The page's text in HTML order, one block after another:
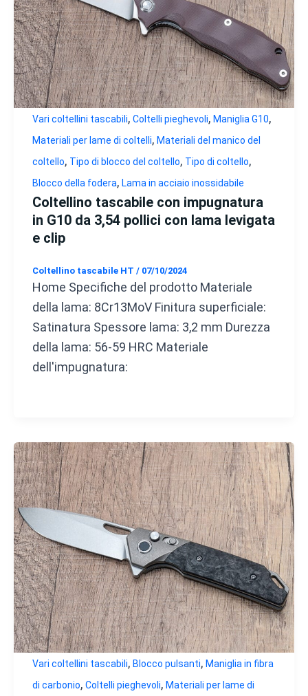
Vari coltellini tascabili, Coltelli pieghevoli, Maniglia G10,
Materiali per lame di coltelli, Materiali del manico del
coltello, Tipo di blocco del coltello, Tipo di coltello,
Blocco della fodera, Lama in acciaio inossidabile
Coltellino tascabile con impugnatura
in G10 da 3,54 pollici con lama levigata
e clip
Coltellino tascabile HT / 07/10/2024
Home Specifiche del prodotto Materiale
della lama: 8Cr13MoV Finitura superficiale:
Satinatura Spessore lama: 3,2 mm Durezza
della lama: 56-59 HRC Materiale
dell'impugnatura:
Vari coltellini tascabili, Blocco pulsanti, Maniglia in fibra
di carbonio, Coltelli pieghevoli, Materiali per lame di